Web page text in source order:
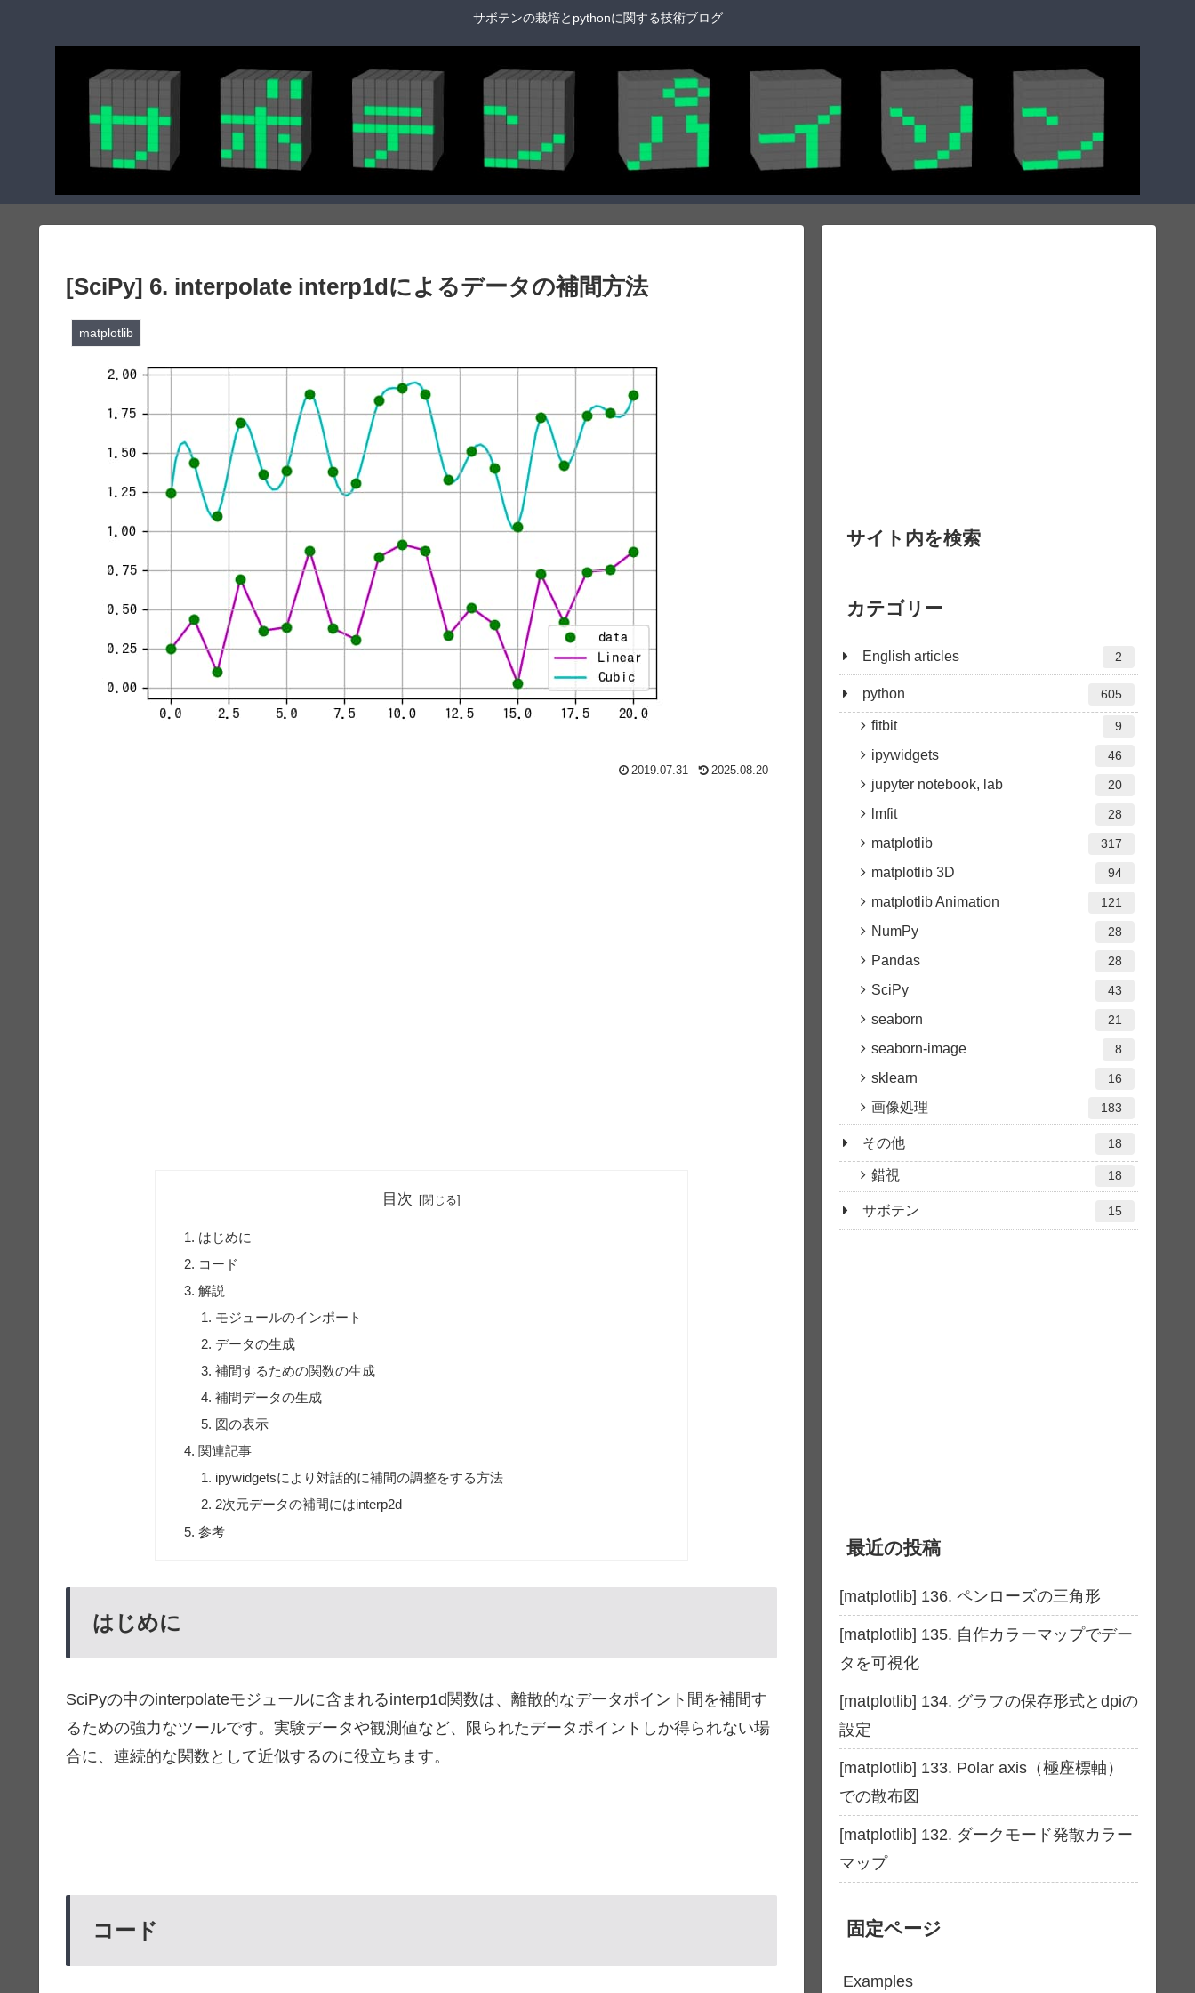
サボテンの栽培とpythonに関する技術ブログ
[SciPy] 6. interpolate interp1dによるデータの補間方法
matplotlib
2019.07.31 2025.08.20
目次
はじめに
コード
解説
モジュールのインポート
データの生成
補間するための関数の生成
補間データの生成
図の表示
関連記事
ipywidgetsにより対話的に補間の調整をする方法
2次元データの補間にはinterp2d
参考
はじめに
SciPyの中のinterpolateモジュールに含まれるinterp1d関数は、離散的なデータポイント間を補間す
るための強力なツールです。実験データや観測値など、限られたデータポイントしか得られない場
合に、連続的な関数として近似するのに役立ちます。
コード
サイト内を検索
カテゴリー
English articles 2
python 605
fitbit 9
ipywidgets 46
jupyter notebook, lab 20
lmfit 28
matplotlib 317
matplotlib 3D 94
matplotlib Animation 121
NumPy 28
Pandas 28
SciPy 43
seaborn 21
seaborn-image 8
sklearn 16
画像処理 183
その他 18
錯視 18
サボテン 15
最近の投稿
[matplotlib] 136. ペンローズの三角形
[matplotlib] 135. 自作カラーマップでデー
タを可視化
[matplotlib] 134. グラフの保存形式とdpiの
設定
[matplotlib] 133. Polar axis（極座標軸）
での散布図
[matplotlib] 132. ダークモード発散カラー
マップ
固定ページ
Examples